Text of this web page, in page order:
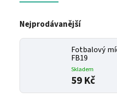
Nejprodávanější
Fotbalový
FB19
Skladem
59 Kč